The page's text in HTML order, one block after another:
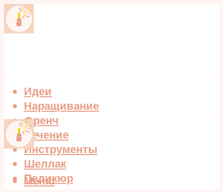
Идеи
Наращивание
Френч
Лечение
Инструменты
Шеллак
Педикюр
Меню